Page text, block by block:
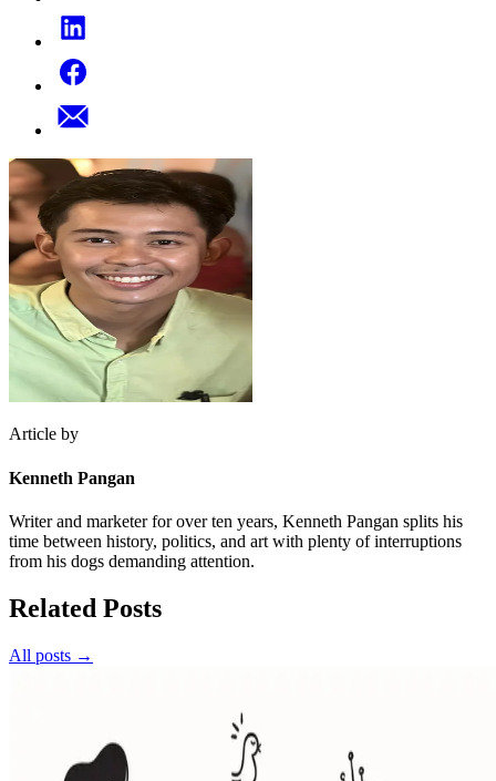
Article by
Kenneth Pangan
Writer and marketer for over ten years, Kenneth Pangan splits his
time between history, politics, and art with plenty of interruptions
from his dogs demanding attention.
Related Posts
All posts →